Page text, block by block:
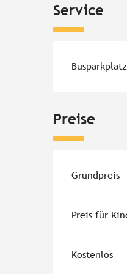
Service
Busparkplatz
Preise
Grundpreis
Preis für
Kostenlos